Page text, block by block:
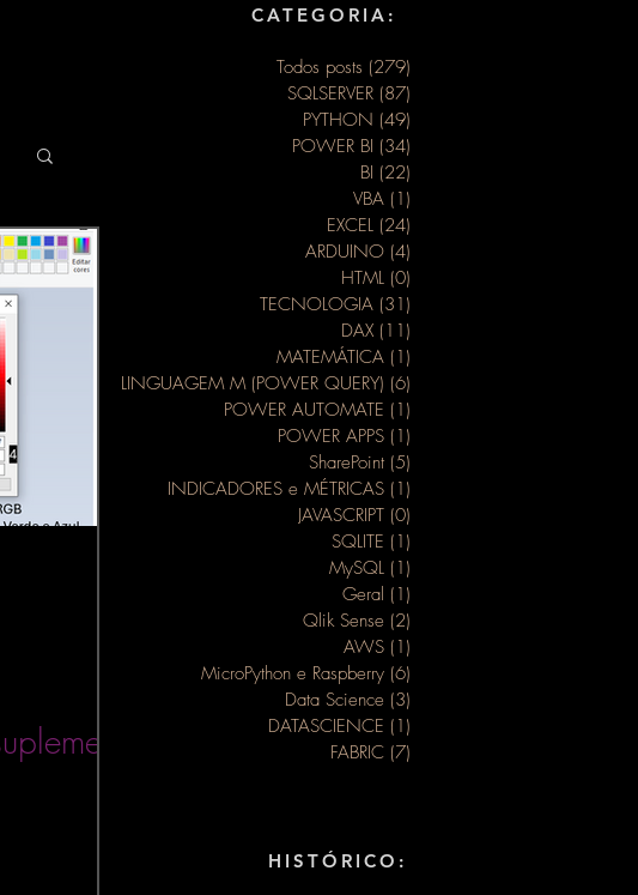
CATEGORIA:
Todos posts (279)
SQLSERVER (87)
PYTHON (49)
POWER BI (34)
BI (22)
VBA (1)
EXCEL (24)
ARDUINO (4)
HTML (0)
TECNOLOGIA (31)
DAX (11)
MATEMÁTICA (1)
LINGUAGEM M (POWER QUERY) (6)
POWER AUTOMATE (1)
POWER APPS (1)
SharePoint (5)
INDICADORES e MÉTRICAS (1)
JAVASCRIPT (0)
SQLITE (1)
MySQL (1)
Geral (1)
Qlik Sense (2)
AWS (1)
MicroPython e Raspberry (6)
Data Science (3)
DATASCIENCE (1)
FABRIC (7)
HISTÓRICO: